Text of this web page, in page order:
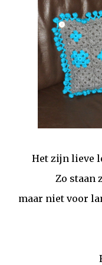
Het zijn lieve
Zo staan
maar niet voor